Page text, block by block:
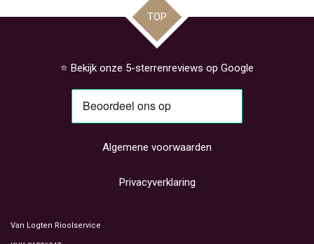
TOP
⭐ Bekijk onze 5-sterrenreviews op Google
Algemene voorwaarden
Privacyverklaring
Van Logten Rioolservice